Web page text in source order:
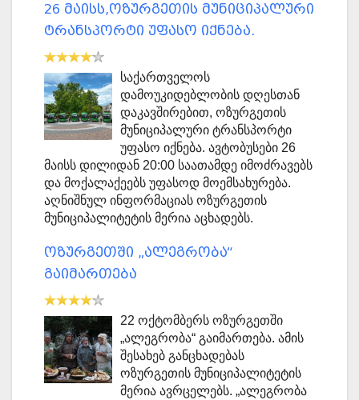
26 მაისს,ოზურგეთის მუნიციპალური
ტრანსპორტი უფასო იქნება.
საქართველოს
დამოუკიდებლობის დღესთან
დაკავშირებით, ოზურგეთის
მუნიციპალური ტრანსპორტი
უფასო იქნება. ავტობუსები 26
მაისს დილიდან 20:00 საათამდე იმოძრავებს
და მოქალაქეებს უფასოდ მოემსახურება.
აღნიშნულ ინფორმაციას ოზურგეთის
მუნიციპალიტეტის მერია აცხადებს.
ოზურგეთში „ალეგრობა“
გაიმართება
22 ოქტომბერს ოზურგეთში
„ალეგრობა“ გაიმართება. ამის
შესახებ განცხადებას
ოზურგეთის მუნიციპალიტეტის
მერია ავრცელებს. „ალეგრობა